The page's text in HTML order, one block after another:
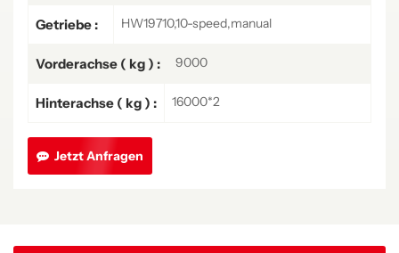
Getriebe : HW19710,10-speed,manual
Vorderachse ( kg ) : 9000
Hinterachse ( kg ) : 16000*2
Jetzt Anfragen